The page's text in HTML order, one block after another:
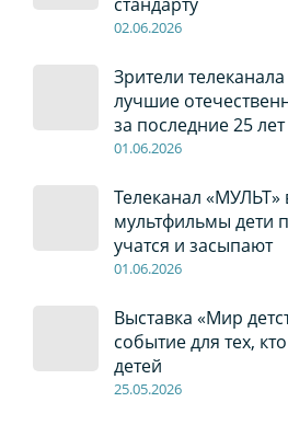
02.06.2026
Зрители
лучшие
за последние 25 лет
01.06.2026
Телеканал «МУЛЬТ»
мультфильмы дети
учатся и засыпают
01.06.2026
Выставка «Мир
событие для тех,
детей
25.05.2026